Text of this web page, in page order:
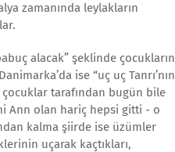
zamanında leylakların
alacak” şeklinde çocukların
ise “uç uç Tanrı’nın
tarafından bugün bile
Ann olan hariç hepsi gitti - o
kalma şiirde ise üzümler
uçarak kaçtıkları,